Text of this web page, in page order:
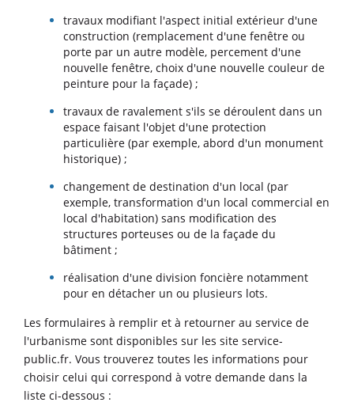
travaux modifiant l'aspect initial extérieur d'une
construction (remplacement d'une fenêtre ou
porte par un autre modèle, percement d'une
nouvelle fenêtre, choix d'une nouvelle couleur de
peinture pour la façade) ;
travaux de ravalement s'ils se déroulent dans un
espace faisant l'objet d'une protection
particulière (par exemple, abord d'un monument
historique) ;
changement de destination d'un local (par
exemple, transformation d'un local commercial en
local d'habitation) sans modification des
structures porteuses ou de la façade du
bâtiment ;
réalisation d'une division foncière notamment
pour en détacher un ou plusieurs lots.
Les formulaires à remplir et à retourner au service de
l'urbanisme sont disponibles sur les site service-
public.fr. Vous trouverez toutes les informations pour
choisir celui qui correspond à votre demande dans la
liste ci-dessous :